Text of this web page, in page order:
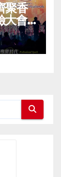
聚香
大會
大舉